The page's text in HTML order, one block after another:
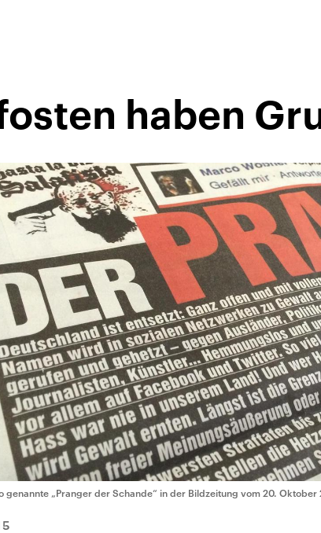
haben
genannte „Pranger der Schande“ in der Bildzeitung vom 20. Oktober